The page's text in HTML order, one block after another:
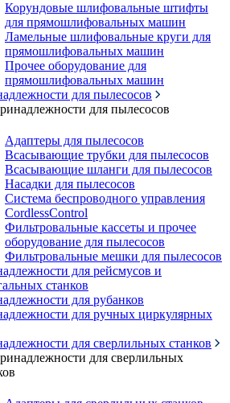
Корундовые шлифовальные штифты
для прямошлифовальных машин
Ламельные шлифовальные круги для
прямошлифовальных машин
Прочее оборудование для
прямошлифовальных машин
для пылесосов
для пылесосов
Адаптеры для пылесосов
Всасывающие трубки для пылесосов
Всасывающие шланги для пылесосов
Насадки для пылесосов
Система беспроводного управления
CordlessControl
Фильтровальные кассеты и прочее
оборудование для пылесосов
Фильтровальные мешки для пылесосов
для рейсмусов и
станков
для рубанков
для ручных циркулярных
для сверлильных станков
для сверлильных